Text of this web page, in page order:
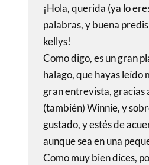
¡Hola, querida (ya lo
palabras, y buena
kellys!
Como digo, es un gran
halago, que hayas leído
gran entrevista, gracias
(también) Winnie, y
gustado, y estés de
aunque sea en una
Como muy bien dices,